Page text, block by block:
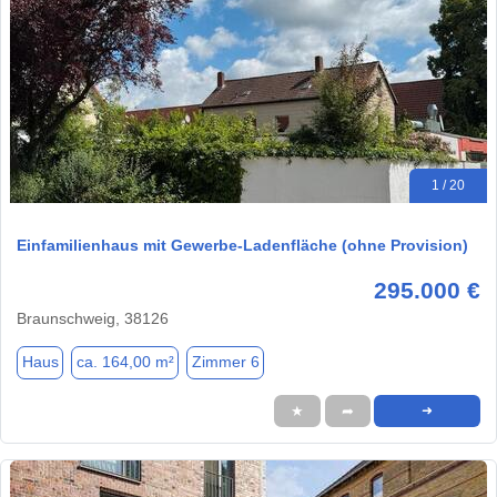
1 / 20
Einfamilienhaus mit Gewerbe-Ladenfläche (ohne Provision)
295.000 €
Braunschweig, 38126
Haus ca. 164,00 m² Zimmer 6
★ ➦ ➜